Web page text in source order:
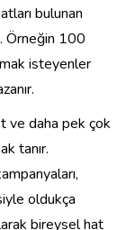
ı bulunan
Örneğin 100
isteyenler
ır.
ve daha pek çok
tanır.
ı,
oldukça
bireysel hat